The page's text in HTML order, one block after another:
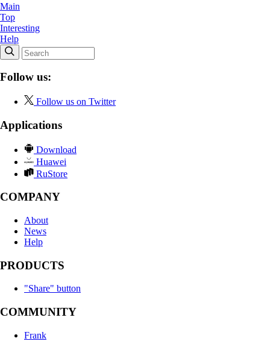
Main
Top
Interesting
Help
Follow us:
Follow us on Twitter
Applications
Download
Huawei
RuStore
COMPANY
About
News
Help
PRODUCTS
"Share" button
COMMUNITY
Frank